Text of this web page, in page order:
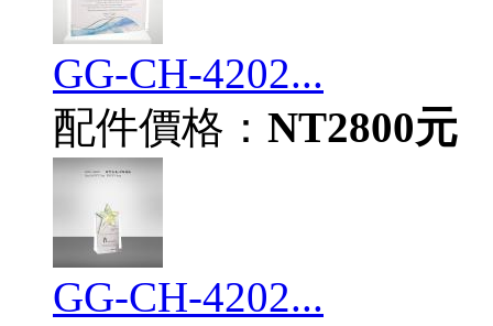
GG-CH-4202...
配件價格： NT2800元
GG-CH-4202...